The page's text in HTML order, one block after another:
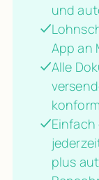
und
App an
Alle
konform
plus